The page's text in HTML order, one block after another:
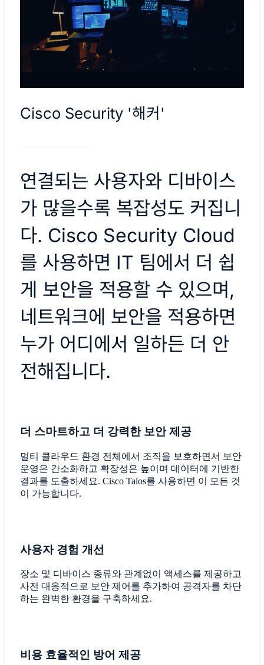
Cisco Security '해커'
연결되는 사용자와 디바이스
가 많을수록 복잡성도 커집니
다. Cisco Security Cloud
를 사용하면 IT 팀에서 더 쉽
게 보안을 적용할 수 있으며,
네트워크에 보안을 적용하면
누가 어디에서 일하든 더 안
전해집니다.
더 스마트하고 더 강력한 보안 제공
멀티 클라우드 환경 전체에서 조직을 보호하면서 보안
운영은 간소화하고 확장성은 높이며 데이터에 기반한
결과를 도출하세요. Cisco Talos를 사용하면 이 모든 것
이 가능합니다.
사용자 경험 개선
장소 및 디바이스 종류와 관계없이 액세스를 제공하고
사전 대응적으로 보안 제어를 추가하여 공격자를 차단
하는 완벽한 환경을 구축하세요.
비용 효율적인 방어 제공